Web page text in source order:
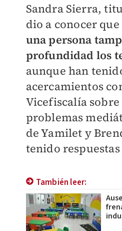
Sandra Sierra,
dio a conocer que
una persona
profundidad los
aunque han
acercamientos
Vicefiscalía
problemas
de Yamilet y
tenido
También leer: